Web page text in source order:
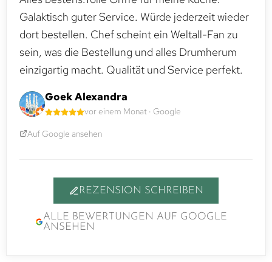
Galaktisch guter Service. Würde jederzeit wieder
dort bestellen. Chef scheint ein Weltall-Fan zu
sein, was die Bestellung und alles Drumherum
einzigartig macht. Qualität und Service perfekt.
Goek Alexandra
vor einem Monat · Google
Auf Google ansehen
REZENSION SCHREIBEN
ALLE BEWERTUNGEN AUF GOOGLE
ANSEHEN